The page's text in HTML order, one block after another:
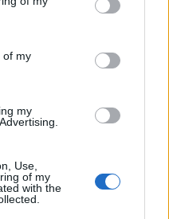
of my
my
Use,
of my
with the
egy 100 lejes
munkálatok átadása
lej lesz.” Ebben az
a többletre nincs
önkormányzatoknak
saját forrásból kell
amely a projekt